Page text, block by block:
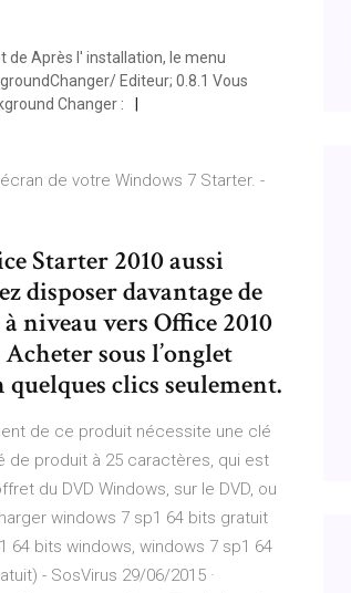
de Après l' installation, le menu
Editeur; 0.8.1 Vous
Changer :
de votre Windows 7 Starter. -
Starter 2010 aussi
disposer davantage de
niveau vers Office 2010
sous l’onglet
clics seulement.
de ce produit nécessite une clé
de produit à 25 caractères, qui est
du DVD Windows, sur le DVD, ou
windows 7 sp1 64 bits gratuit
64 bits windows, windows 7 sp1 64
- SosVirus 29/06/2015 ·